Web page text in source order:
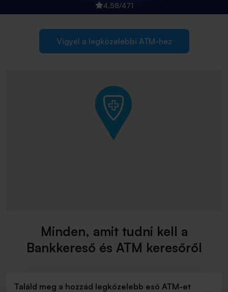
4,58/471
Vigyél a legközelebbi ATM-hez
Minden, amit tudni kell a
Bankkereső és ATM keresőről
Találd meg a hozzád legközelebb eső ATM-et